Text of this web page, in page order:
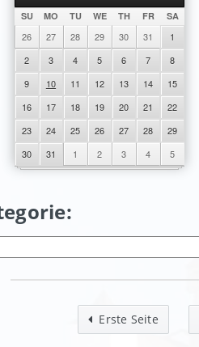
SU MO TU WE TH FR SA
26 27 28 29 30 31
1
2
3 4 5 6 7
8
9
10 11 12 13 14
15
16
17 18 19 20 21
22
23
24 25 26 27 28
29
30
31 1 2 3 4 5
Erste Seite